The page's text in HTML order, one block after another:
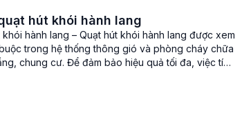
hút khói hành lang
hành lang – Quạt hút khói hành lang được xem
trong hệ thống thông gió và phòng cháy chữa
chung cư. Để đảm bảo hiệu quả tối đa, việc tính